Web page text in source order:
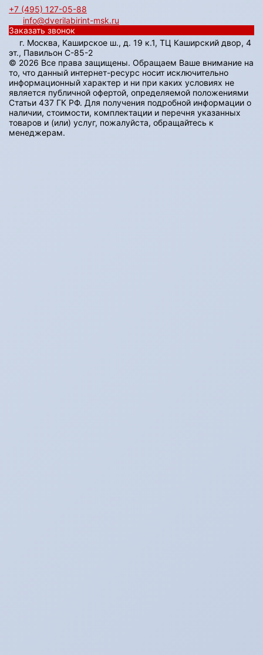
+7 (495) 127-05-88‬
info@dverilabirint-msk.ru
Заказать звонок
г. Москва, Каширское ш., д. 19 к.1, ТЦ Каширский двор, 4
эт., Павильон C-85-2
© 2026 Все права защищены. Обращаем Ваше внимание на
то, что данный интернет-ресурс носит исключительно
информационный характер и ни при каких условиях не
является публичной офертой, определяемой положениями
Статьи 437 ГК РФ. Для получения подробной информации о
наличии, стоимости, комплектации и перечня указанных
товаров и (или) услуг, пожалуйста, обращайтесь к
менеджерам.